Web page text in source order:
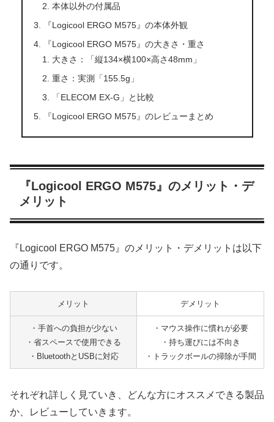
本体以外の付属品
『Logicool ERGO M575』の本体外観
『Logicool ERGO M575』の大きさ・重さ
大きさ：「縦134×横100×高さ48mm」
重さ：実測「155.5g」
「ELECOM EX-G」と比較
『Logicool ERGO M575』のレビューまとめ
『Logicool ERGO M575』のメリット・デ
メリット
『Logicool ERGO M575』のメリット・デメリットは以下
の通りです。
メリット デメリット
・手首への負担が少ない
・省スペースで使用できる
・BluetoothとUSBに対応
・マウス操作に慣れが必要
・持ち運びには不向き
・トラックボールの掃除が手間
それぞれ詳しく見ていき、どんな方にオススメできる製品
か、レビューしていきます。